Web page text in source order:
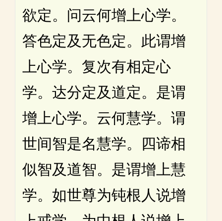
欲定。问云何增上心学。
答色定及无色定。此谓增
上心学。复次有相定心
学。达分定及道定。是谓
增上心学。云何慧学。谓
世间智是名慧学。四谛相
似智及道智。是谓增上慧
学。如世尊为钝根人说增